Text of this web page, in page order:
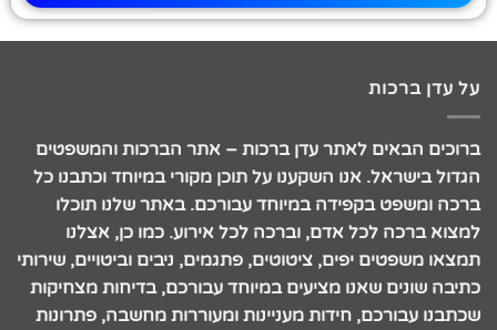
על עדן ברכות
ברוכים הבאים לאתר עדן ברכות – אתר הברכות והמשפטים
הגדול בישראל. אנו השקענו על תוכן מקורי במיוחד וכתבנו כל
ברכה ומשפט בקפידה במיוחד עבורכם. באתר שלנו תוכלו
למצוא ברכה לכל אדם, וברכה לכל אירוע. כמו כן, אצלנו
תמצאו משפטים יפים, ציטוטים, פתגמים, ניבים וביטויים, שירותי
כתיבה שונים שאנו מציעים במיוחד עבורכם, בדיחות מצחיקות
שכתבנו עבורכם, חידות מעניינות ומעוררות מחשבה, פתרונות